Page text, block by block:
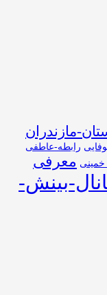
مازندران
رابطه-عاطفی
معرفی
بینش-